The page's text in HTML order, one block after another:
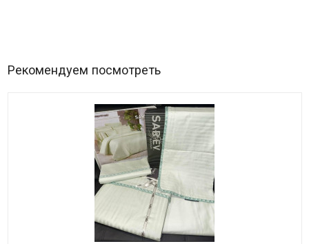
Рекомендуем посмотреть